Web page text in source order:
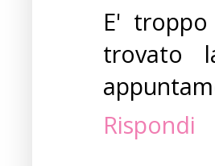
E'
trovato
Rispondi